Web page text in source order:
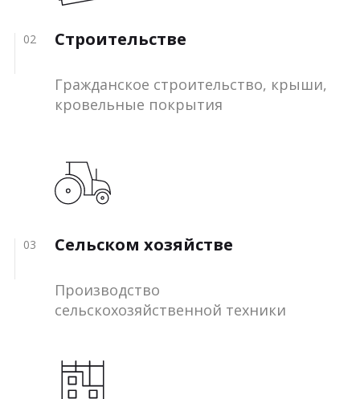
02 Строительстве
Гражданское строительство, крыши,
кровельные покрытия
03 Сельском хозяйстве
Производство
сельскохозяйственной техники